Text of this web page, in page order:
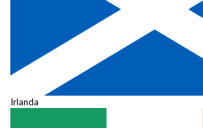
Irlanda